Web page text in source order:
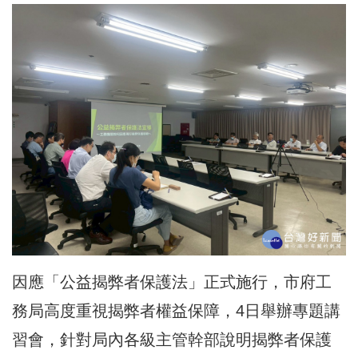
因應「公益揭弊者保護法」正式施行，市府工
務局高度重視揭弊者權益保障，4日舉辦專題講
習會，針對局內各級主管幹部說明揭弊者保護